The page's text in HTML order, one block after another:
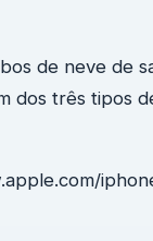
de neve de
dos três tipos